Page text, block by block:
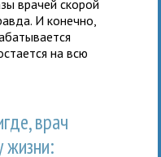
врачей скорой
И конечно,
на всю
врач
жизни: